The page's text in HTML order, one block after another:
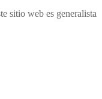
sitio web es generalista